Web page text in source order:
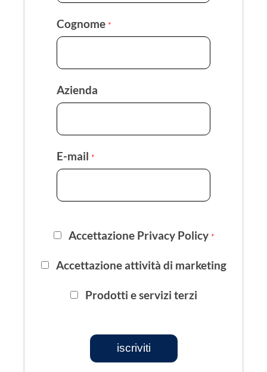
Cognome *
Azienda
E-mail *
Accettazione Privacy Policy *
Accettazione attività di marketing
Prodotti e servizi terzi
iscriviti